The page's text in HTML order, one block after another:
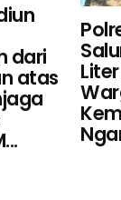
dari
atas